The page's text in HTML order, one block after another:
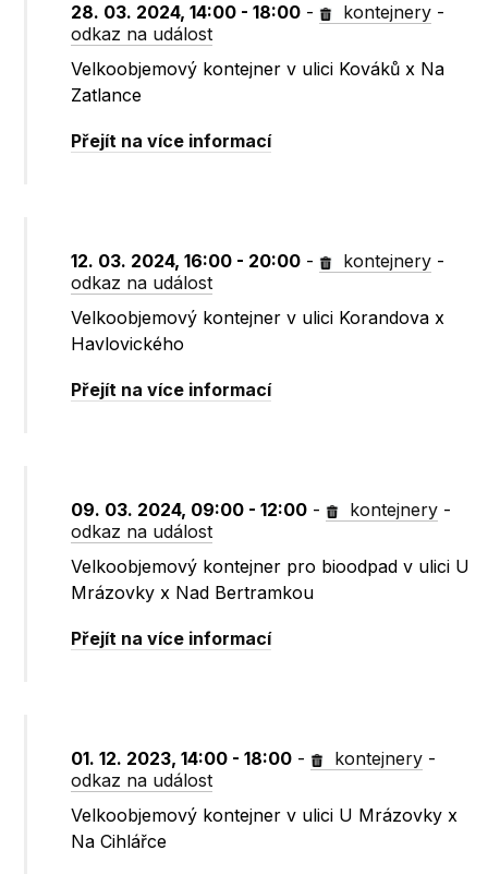
28. 03. 2024, 14:00 - 18:00 - kontejnery -
odkaz na událost
Velkoobjemový kontejner v ulici Kováků x Na
Zatlance
Přejít na více informací
12. 03. 2024, 16:00 - 20:00 - kontejnery -
odkaz na událost
Velkoobjemový kontejner v ulici Korandova x
Havlovického
Přejít na více informací
09. 03. 2024, 09:00 - 12:00 - kontejnery -
odkaz na událost
Velkoobjemový kontejner pro bioodpad v ulici U
Mrázovky x Nad Bertramkou
Přejít na více informací
01. 12. 2023, 14:00 - 18:00 - kontejnery -
odkaz na událost
Velkoobjemový kontejner v ulici U Mrázovky x
Na Cihlářce